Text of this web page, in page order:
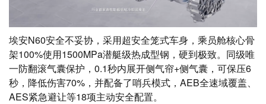
埃安N60安全不妥协，采用超安全笼式车身，乘员舱核心骨
架100%使用1500MPa潜艇级热成型钢，硬到极致。同级唯
一防翻滚气囊保护，0.1秒内展开侧气帘+侧气囊，可保压6
秒，降低伤害70%，并配备了哨兵模式，AEB全速域覆盖、
AES紧急避让等18项主动安全配置。